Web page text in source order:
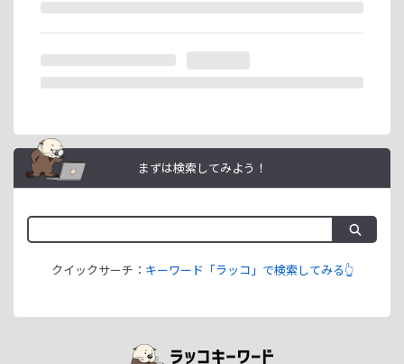
まずは検索してみよう！
クイックサーチ： キーワード「ラッコ」で検索してみる👆